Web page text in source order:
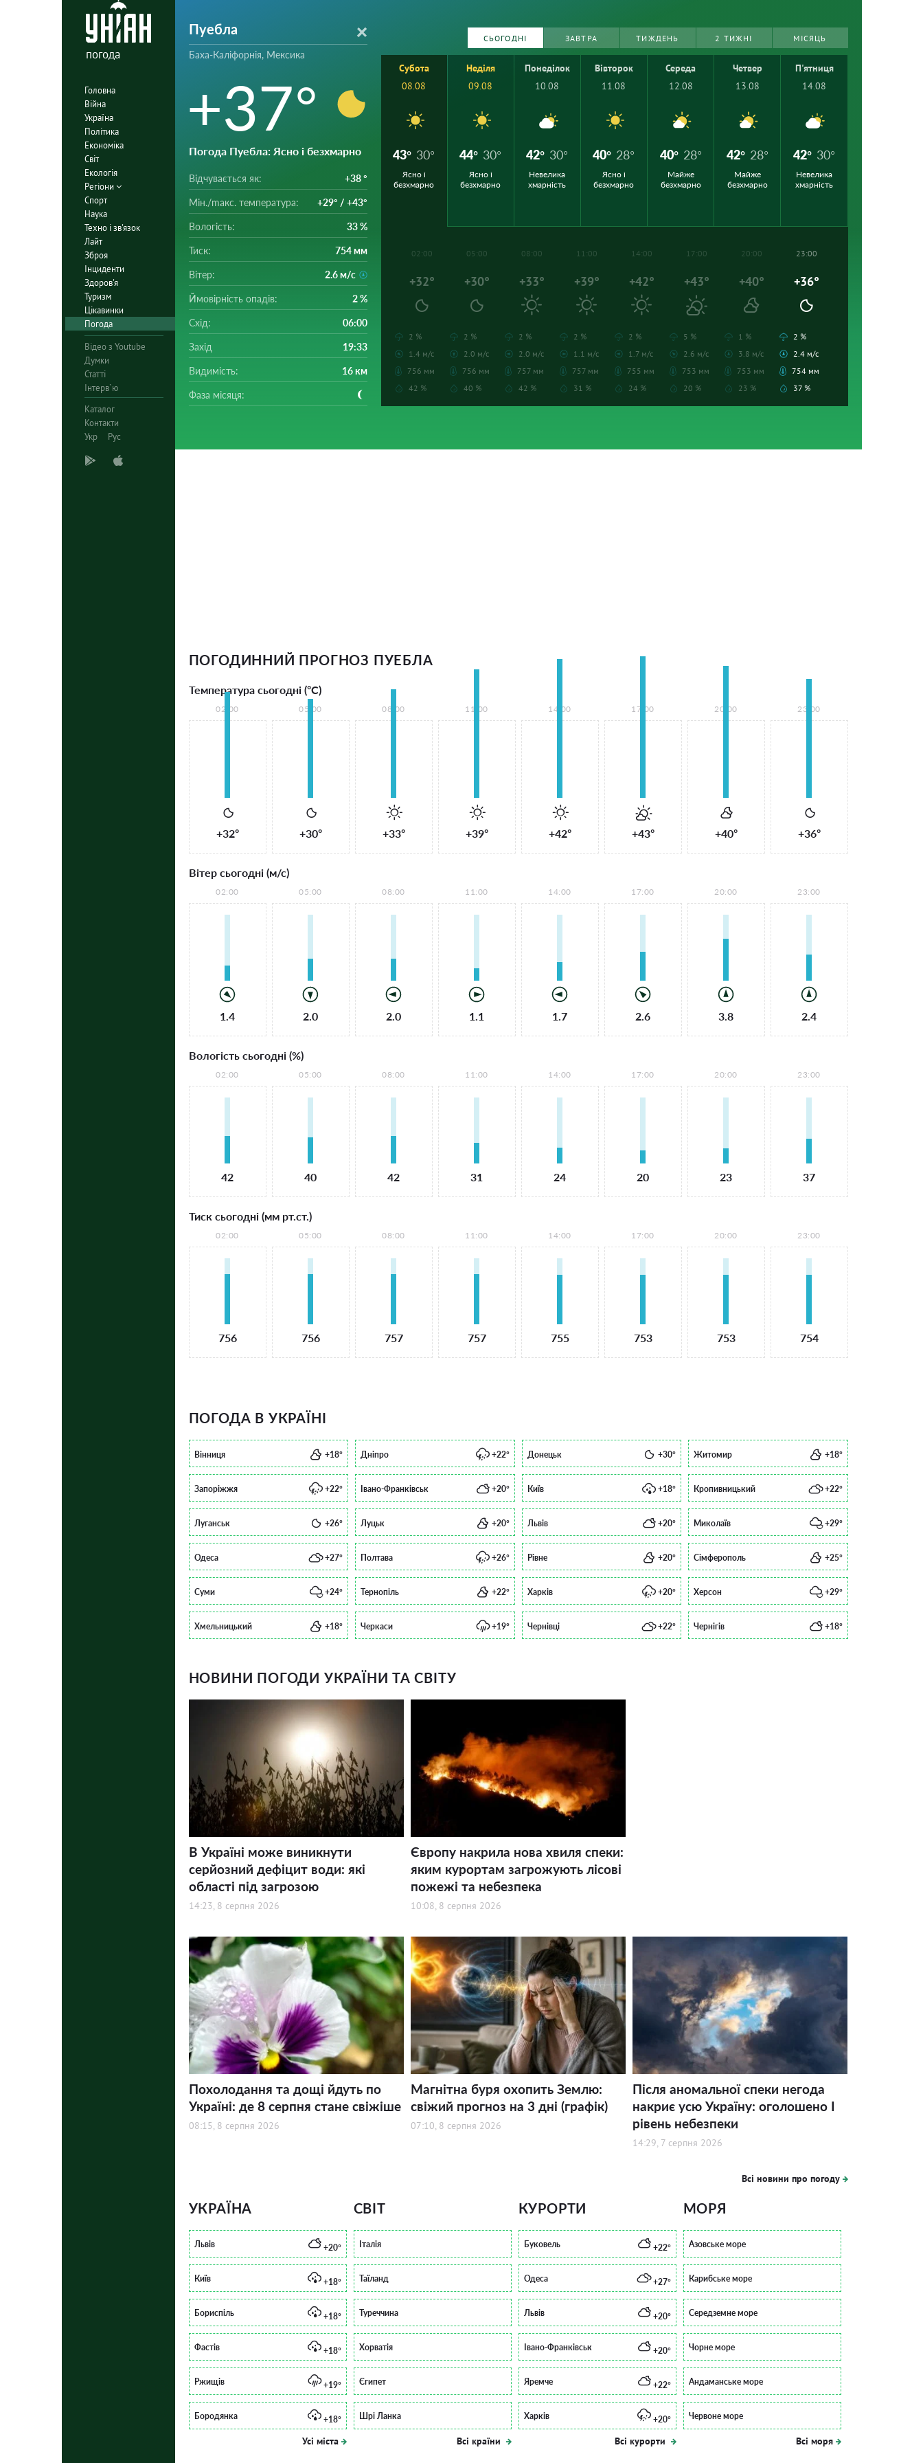
погода
Головна
Війна
Україна
Політика
Економіка
Світ
Екологія
Регіони
Спорт
Наука
Техно і зв'язок
Лайт
Зброя
Інциденти
Здоров'я
Туризм
Цікавинки
Погода
Відео з Youtube
Думки
Статті
Інтерв`ю
Каталог
Контакти
Укр
Рус
Пуебла
Баха-Каліфорнія, Мексика
+37°
Погода Пуебла: Ясно і безхмарно
Відчувається як: +38 °
Мін./mакс. температура: +29° / +43°
Вологість: 33 %
Тиск: 754 мм
Вітер: 2.6 м/с
Ймовірність опадів: 2 %
Схід: 06:00
Захід 19:33
Видимість: 16 км
Фаза місяця:
СЬОГОДНІ ЗАВТРА ТИЖДЕНЬ 2 ТИЖНІ МІСЯЦЬ
Субота
08.08
43° 30°
Ясно і
безхмарно
Неділя
09.08
44° 30°
Ясно і
безхмарно
Понеділок
10.08
42° 30°
Невелика
хмарність
Вівторок
11.08
40° 28°
Ясно і
безхмарно
Середа
12.08
40° 28°
Майже
безхмарно
Четвер
13.08
42° 28°
Майже
безхмарно
П'ятниця
14.08
42° 30°
Невелика
хмарність
02:00
+32°
2 %
1.4 м/с
756 мм
42 %
05:00
+30°
2 %
2.0 м/с
756 мм
40 %
08:00
+33°
2 %
2.0 м/с
757 мм
42 %
11:00
+39°
2 %
1.1 м/с
757 мм
31 %
14:00
+42°
2 %
1.7 м/с
755 мм
24 %
17:00
+43°
5 %
2.6 м/с
753 мм
20 %
20:00
+40°
1 %
3.8 м/с
753 мм
23 %
23:00
+36°
2 %
2.4 м/с
754 мм
37 %
ПОГОДИННИЙ ПРОГНОЗ ПУЕБЛА
Температура сьогодні (°С)
02:00
+32°
05:00
+30°
08:00
+33°
11:00
+39°
14:00
+42°
17:00
+43°
20:00
+40°
23:00
+36°
Вітер сьогодні (м/с)
02:00
1.4
05:00
2.0
08:00
2.0
11:00
1.1
14:00
1.7
17:00
2.6
20:00
3.8
23:00
2.4
Вологість сьогодні (%)
02:00
42
05:00
40
08:00
42
11:00
31
14:00
24
17:00
20
20:00
23
23:00
37
Тиск сьогодні (мм рт.ст.)
02:00
756
05:00
756
08:00
757
11:00
757
14:00
755
17:00
753
20:00
753
23:00
754
ПОГОДА В УКРАЇНІ
Вінниця +18° Дніпро +22° Донецьк +30° Житомир +18°
Запоріжжя +22° Івано-Франківськ +20° Київ +18° Кропивницький +22°
Луганськ +26° Луцьк +20° Львів +20° Миколаїв +29°
Одеса +27° Полтава +26° Рівне +20° Сімферополь +25°
Суми +24° Тернопіль +22° Харків +20° Херсон +29°
Хмельницький +18° Черкаси +19° Чернівці +22° Чернігів +18°
НОВИНИ ПОГОДИ УКРАЇНИ ТА СВІТУ
В Україні може виникнути
серйозний дефіцит води: які
області під загрозою
14:23, 8 серпня 2026
Європу накрила нова хвиля спеки:
яким курортам загрожують лісові
пожежі та небезпека
10:08, 8 серпня 2026
Похолодання та дощі йдуть по
Україні: де 8 серпня стане свіжіше
08:15, 8 серпня 2026
Магнітна буря охопить Землю:
свіжий прогноз на 3 дні (графік)
07:10, 8 серпня 2026
Після аномальної спеки негода
накриє усю Україну: оголошено І
рівень небезпеки
14:29, 7 серпня 2026
Всі новини про погоду
УКРАЇНА
Львів +20°
Київ +18°
Бориспіль +18°
Фастів +18°
Ржищів +19°
Бородянка +18°
Усі міста
СВІТ
Італія
Таїланд
Туреччина
Хорватія
Єгипет
Шрі Ланка
Всі країни
КУРОРТИ
Буковель +22°
Одеса +27°
Львів +20°
Івано-Франківськ +20°
Яремче +22°
Харків +20°
Всі курорти
МОРЯ
Азовське море
Карибське море
Середземне море
Чорне море
Андаманське море
Червоне море
Всі моря